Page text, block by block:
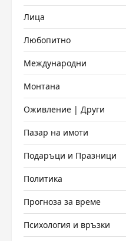
Лица
Любопитно
Международни
Монтана
Оживление | Други
Пазар на имоти
Подаръци и Празници
Политика
Прогноза за време
Психология и връзки